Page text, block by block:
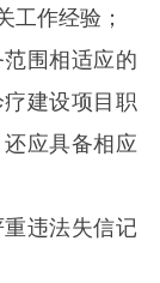
工作经验；
围相适应的
建设项目职
应具备相应
违法失信记